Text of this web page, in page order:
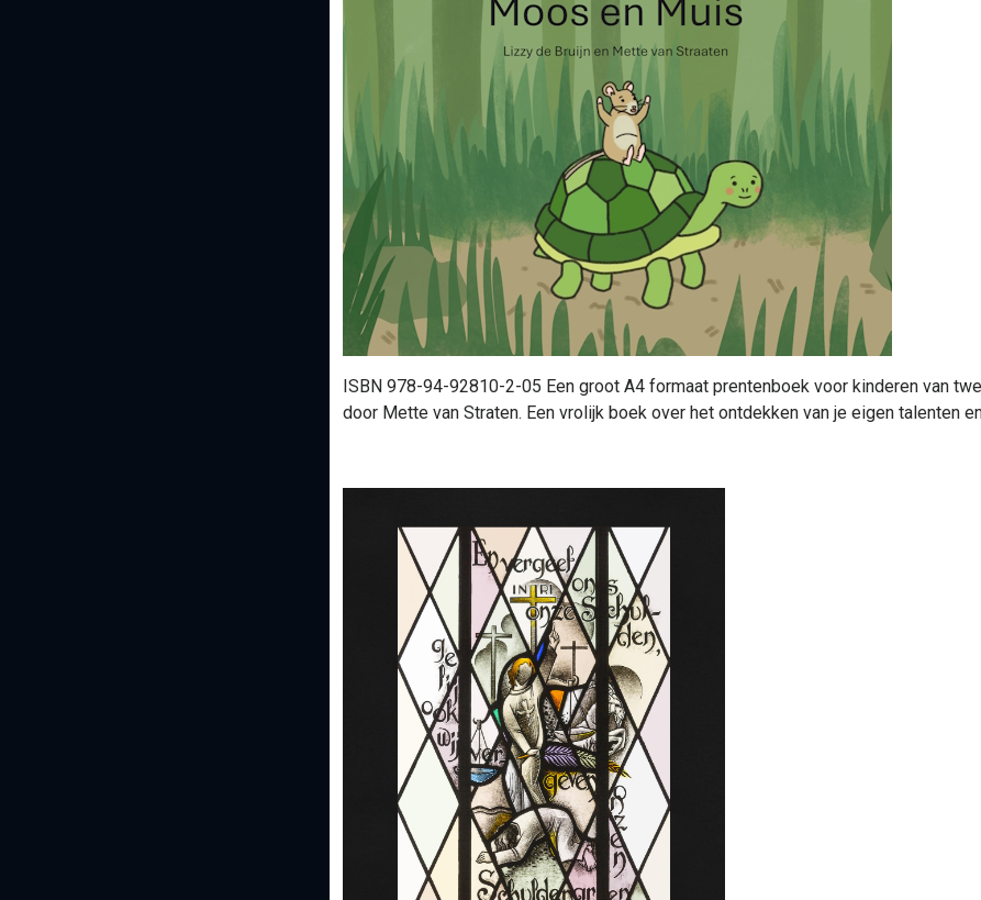
ISBN 978-94-92810-2-05 Een groot A4 formaat prentenboek voor kinderen van
door Mette van Straten. Een vrolijk boek over het ontdekken van je eigen talenten